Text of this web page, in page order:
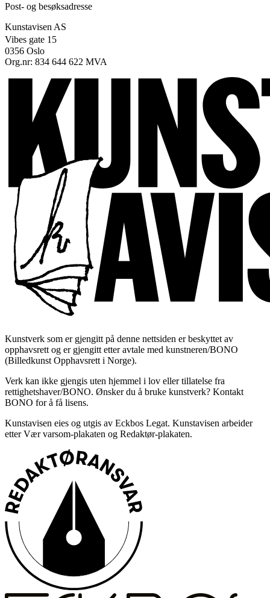
Post- og besøksadresse
Kunstavisen AS
Vibes gate 15
0356 Oslo
Org.nr: 834 644 622 MVA
Kunstverk som er gjengitt på denne nettsiden er beskyttet av
opphavsrett og er gjengitt etter avtale med kunstneren/BONO
(Billedkunst Opphavsrett i Norge).
Verk kan ikke gjengis uten hjemmel i lov eller tillatelse fra
rettighetshaver/BONO. Ønsker du å bruke kunstverk? Kontakt
BONO for å få lisens.
Kunstavisen eies og utgis av Eckbos Legat. Kunstavisen arbeider
etter Vær varsom-plakaten og Redaktør-plakaten.